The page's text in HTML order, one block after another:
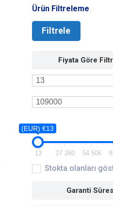
Ürün Filtreleme
Filtrele
Fiyata Göre
(EUR) €13
13 27 260 54 506
Stokta olanları
Garanti